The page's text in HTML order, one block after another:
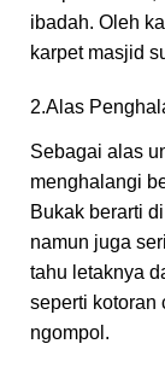
ibadah. Oleh
karpet masjid
2.Alas
Sebagai alas
menghalangi
Bukak berarti
namun juga
tahu letaknya
seperti kotoran
ngompol.